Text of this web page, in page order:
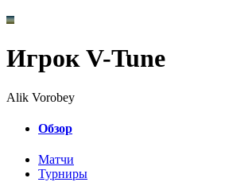
Игрок V-Tune
Alik Vorobey
Обзор
Матчи
Турниры